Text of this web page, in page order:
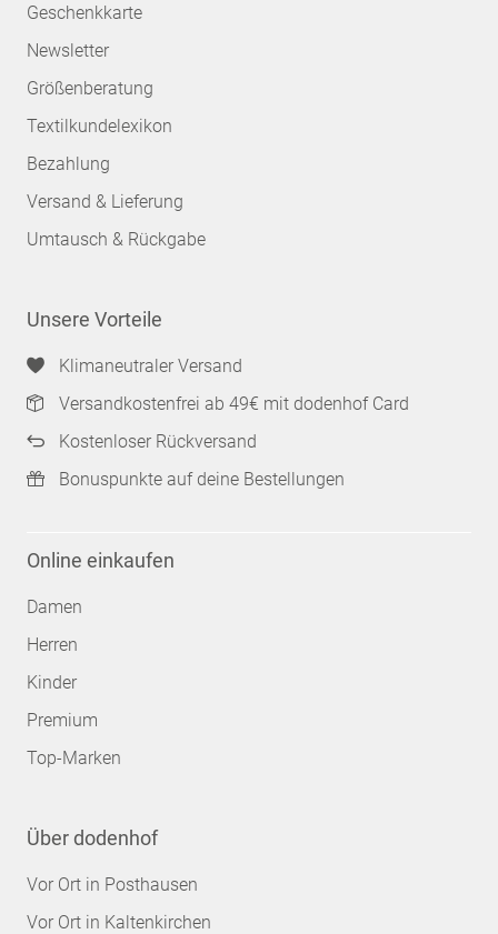
Geschenkkarte
Newsletter
Größenberatung
Textilkundelexikon
Bezahlung
Versand & Lieferung
Umtausch & Rückgabe
Unsere Vorteile
Klimaneutraler Versand
Versandkostenfrei ab 49€ mit dodenhof Card
Kostenloser Rückversand
Bonuspunkte auf deine Bestellungen
Online einkaufen
Damen
Herren
Kinder
Premium
Top-Marken
Über dodenhof
Vor Ort in Posthausen
Vor Ort in Kaltenkirchen